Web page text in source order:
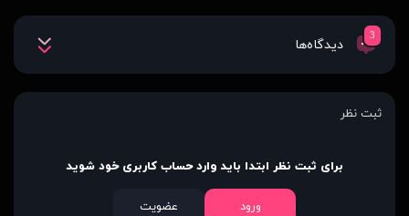
3
دیدگاه‌ها
ثبت نظر
برای ثبت نظر ابتدا باید وارد حساب کاربری خود شوید
ورود عضویت